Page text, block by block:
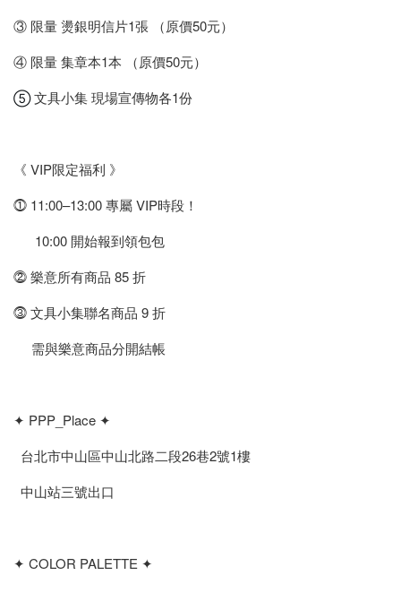
③ 限量 燙銀明信片1張 （原價50元）
④ 限量 集章本1本 （原價50元）
⑤文具小集 現場宣傳物各1份
《 VIP限定福利 》
⓵ 11:00–13:00 專屬 VIP時段！
10:00 開始報到領包包
⓶ 樂意所有商品 85 折
⓷ 文具小集聯名商品 9 折
需與樂意商品分開結帳
✦ PPP_Place ✦
台北市中山區中山北路二段26巷2號1樓
中山站三號出口
✦ COLOR PALETTE ✦